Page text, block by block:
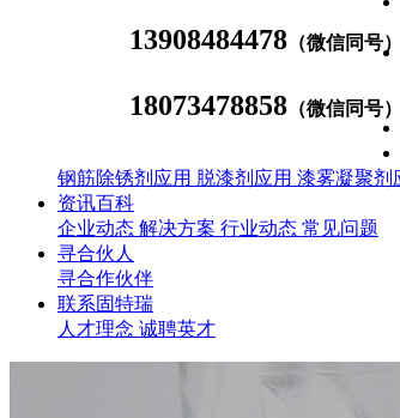
13908484478 （微信同号）
18073478858 （微信同号）
钢筋除锈剂应用 脱漆剂应用 漆雾凝聚剂
资讯百科
企业动态 解决方案 行业动态 常见问题
寻合伙人
寻合作伙伴
联系固特瑞
人才理念 诚聘英才